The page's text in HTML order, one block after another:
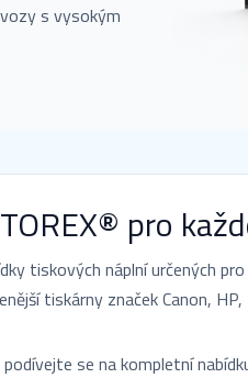
s vysokým
pro
tiskových náplní určených
tiskárny značek Canon,
se na kompletní